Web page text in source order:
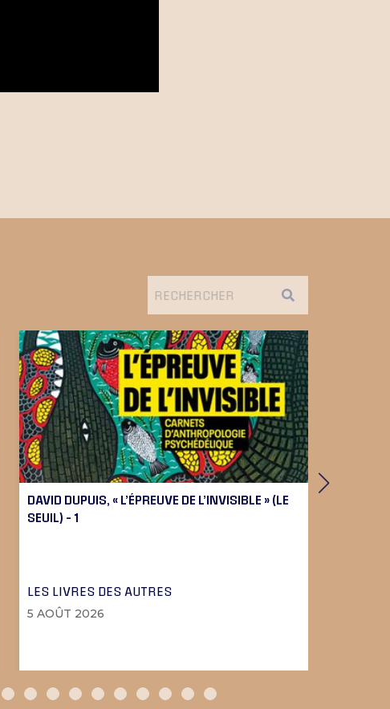
DAVID DUPUIS, « L’ÉPREUVE DE L’INVISIBLE » (LE
SEUIL) – 1
LES LIVRES DES AUTRES
5 AOÛT 2026